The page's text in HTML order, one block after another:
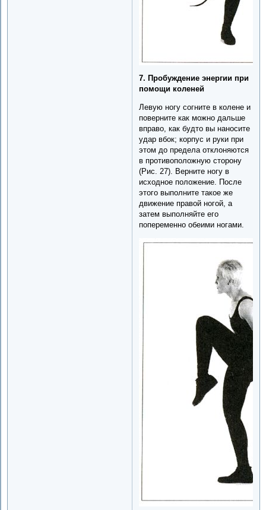
7. Пробуждение энергии при
помощи коленей
Левую ногу согните в колене и
поверните как можно дальше
вправо, как будто вы наносите
удар вбок; корпус и руки при
этом до предела отклоняются
в противоположную сторону
(Рис. 27). Верните ногу в
исходное положение. После
этого выполните такое же
движение правой ногой, а
затем выполняйте его
попеременно обеими ногами.